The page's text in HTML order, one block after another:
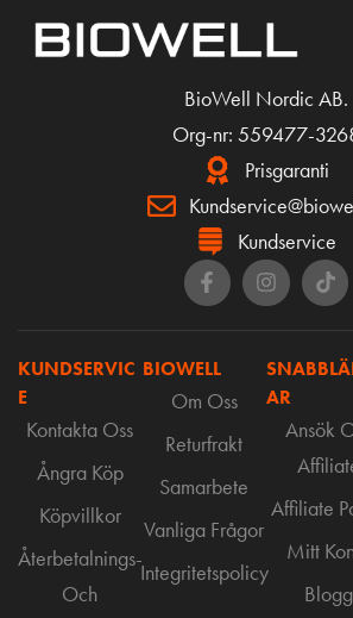
BioWell Nordic AB.
Org-nr: 559477-
Prisgaranti
Kundservice
KUNDSERVIC
E
Kontakta Oss
Ångra Köp
Köpvillkor
Återbetalnings-
Och
BIOWELL
Om Oss
Returfrakt
Samarbete
Vanliga Frågor
Integritetspolicy
AR
Ansök
Affiliate
Mitt
Blogg